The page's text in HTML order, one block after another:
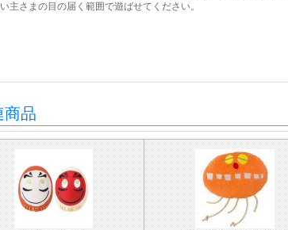
い主さまの目の届く範囲で遊ばせてください。
商品